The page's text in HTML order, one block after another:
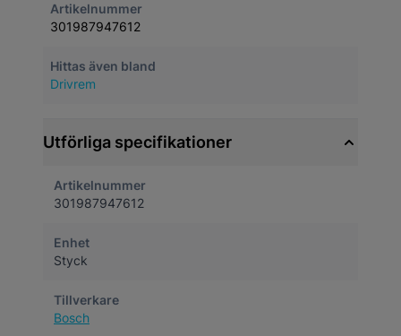
Artikelnummer
301987947612
Hittas även bland
Drivrem
Utförliga specifikationer
Artikelnummer
301987947612
Enhet
Styck
Tillverkare
Bosch